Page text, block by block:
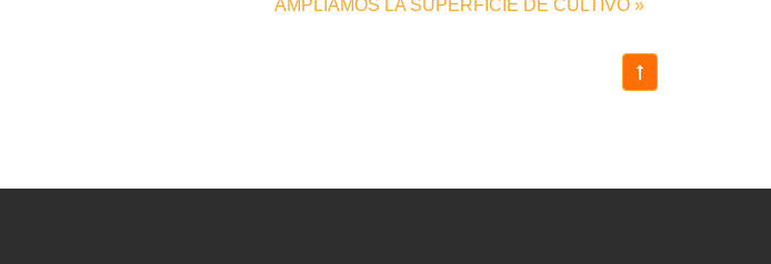
AMPLIAMOS LA SUPERFICIE DE CULTIVO »